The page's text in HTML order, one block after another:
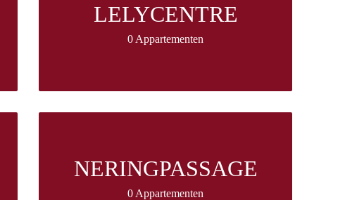
LELYCENTRE
0 Appartementen
NERINGPASSAGE
0 Appartementen